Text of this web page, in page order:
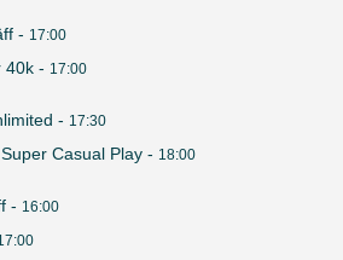
- 17:00
40k - 17:00
- 17:30
Casual Play - 18:00
- 16:00